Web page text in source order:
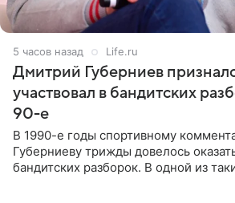
5 часов назад Life.ru
Дмитрий Губерниев
участвовал в бандитских
90-е
В 1990-е годы спортивному
Губерниеву трижды довелось
бандитских разборок. В одной из